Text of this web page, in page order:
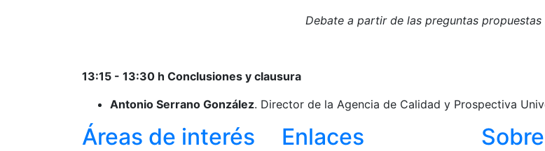
Debate a partir de las preguntas
13:15 - 13:30 h Conclusiones y clausura
Antonio Serrano González. Director de la Agencia de Calidad y Prospectiva
Áreas de interés Enlaces